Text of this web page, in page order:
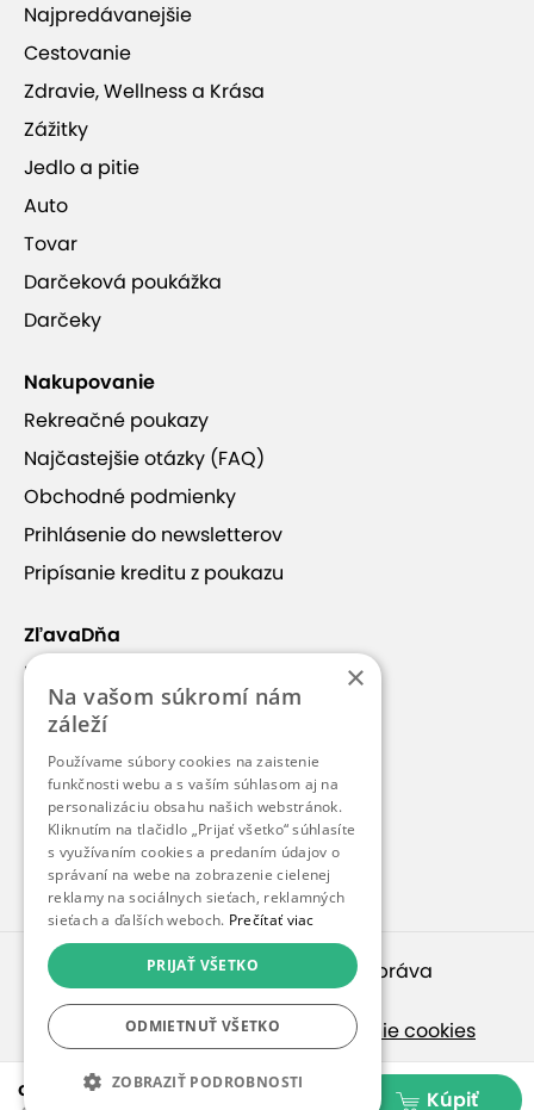
Kúpiť
od 29,99 €
Najpredávanejšie
Cestovanie
Zdravie, Wellness a Krása
Zážitky
Jedlo a pitie
Auto
Tovar
Darčeková poukážka
Darčeky
Nakupovanie
Rekreačné poukazy
Najčastejšie otázky (FAQ)
Obchodné podmienky
Prihlásenie do newsletterov
Pripísanie kreditu z poukazu
ZľavaDňa
Náš príbeh
Kontakt
Kariéra
Blog
Pre médiá
Pre partnerov
© 2010 – 2026inspirago s. r. o.
. Všetky práva
vyhradené.
Ochrana osobných údajov|
Nastavenie cookies
Ak hľadáte ponuky v češtine, pozrite sa na
SlevaDne.cz
×
Na vašom súkromí nám
záleží
Používame súbory cookies na zaistenie
funkčnosti webu a s vaším súhlasom aj na
personalizáciu obsahu našich webstránok.
Kliknutím na tlačidlo „Prijať všetko“ súhlasíte
s využívaním cookies a predaním údajov o
správaní na webe na zobrazenie cielenej
reklamy na sociálnych sieťach, reklamných
sieťach a ďalších weboch. Prečítať viac
PRIJAŤ VŠETKO
ODMIETNUŤ VŠETKO
ZOBRAZIŤ PODROBNOSTI